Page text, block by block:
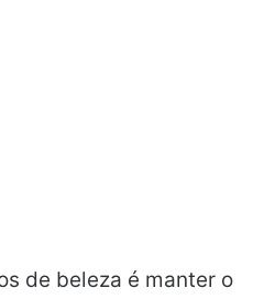
de beleza é manter o